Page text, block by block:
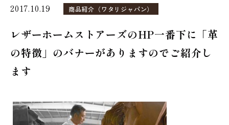
2017.10.19 商品紹介（ワタリジャパン）
レザーホームストアーズのHP一番下に「革
の特徴」のバナーがありますのでご紹介し
ます